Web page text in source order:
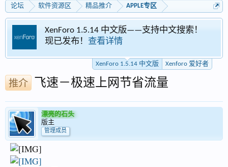
论坛 软件资源区 精品推介 APPLE专区
XenForo 1.5.14 中文版——支持中文搜索！
现已发布！ 查看详情
XenForo 1.5.14 中文版 Xenforo 爱好者
推介 飞速－极速上网节省流量
漂亮的石头
版主
管理成员